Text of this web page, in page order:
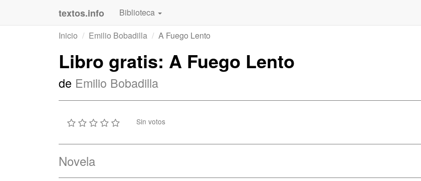
textos.info Biblioteca
Inicio
Emilio Bobadilla A Fuego Lento
Libro gratis: A Fuego Lento
de Emilio Bobadilla
Sin votos
Novela